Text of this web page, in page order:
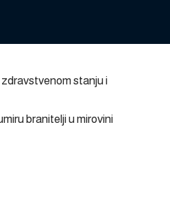
stanju i
branitelji u mirovini